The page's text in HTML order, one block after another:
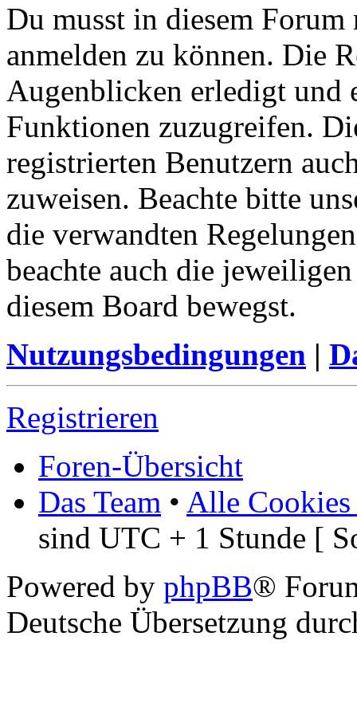
Du musst in diesem
anmelden zu können. Die
Augenblicken erledigt und
Funktionen zuzugreifen.
registrierten Benutzern
zuweisen. Beachte bitte
die verwandten
beachte auch die
diesem Board bewegst.
Nutzungsbedingungen |
Registrieren
Foren-Übersicht
Das Team • Alle Cookies
sind UTC + 1 Stunde [
Powered by phpBB®
Deutsche Übersetzung